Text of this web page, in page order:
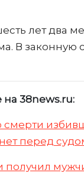
лет два
В законную
на 38news.ru:
смерти
перед
получил